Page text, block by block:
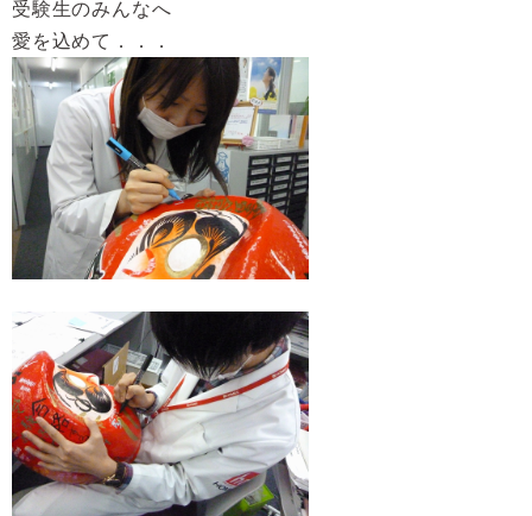
受験生のみんなへ
愛を込めて．．．